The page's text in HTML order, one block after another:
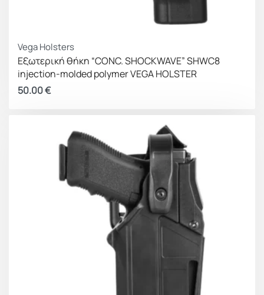
Vega Holsters
Εξωτερική θήκη “CONC. SHOCKWAVE” SHWC8
injection-molded polymer VEGA HOLSTER
50.00€